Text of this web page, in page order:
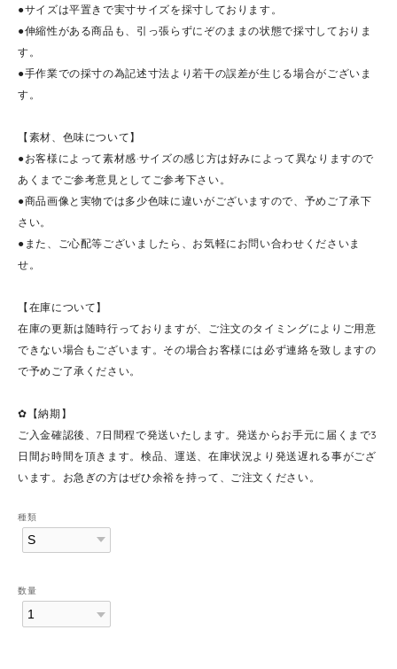
●サイズは平置きで実寸サイズを採寸しております。
●伸縮性がある商品も、引っ張らずにぞのままの状態で採寸しておりま
す。
●手作業での採寸の為記述寸法より若干の誤差が生じる場合がございま
す。
【素材、色味について】
●お客様によって素材感·サイズの感じ方は好みによって異なりますので
あくまでご参考意見としてご参考下さい。
●商品画像と実物では多少色味に違いがございますので、予めご了承下
さい。
●また、ご心配等ございましたら、お気軽にお問い合わせくださいま
せ。
【在庫について】
在庫の更新は随時行っておりますが、ご注文のタイミングによりご用意
できない場合もございます。その場合お客様には必ず連絡を致しますの
で予めご了承ください。
✿【納期】
ご入金確認後、7日間程で発送いたします。発送からお手元に届くまで3
日間お時間を頂きます。検品、運送、在庫状況より発送遅れる事がござ
います。お急ぎの方はぜひ余裕を持って、ご注文ください。
種類
数量